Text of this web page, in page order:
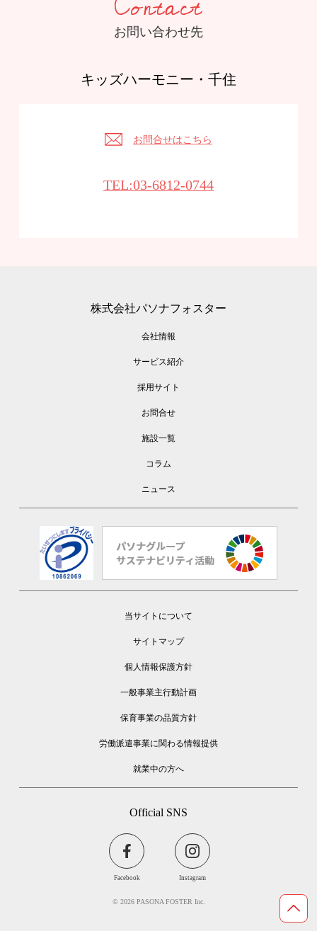
お問い合わせ先
キッズハーモニー・千住
お問合せはこちら
TEL:03-6812-0744
株式会社パソナフォスター
会社情報
サービス紹介
採用サイト
お問合せ
施設一覧
コラム
ニュース
当サイトについて
サイトマップ
個人情報保護方針
一般事業主行動計画
保育事業の品質方針
労働派遣事業に関わる情報提供
就業中の方へ
Official SNS
Facebook Instagram
© 2026 PASONA FOSTER Inc.